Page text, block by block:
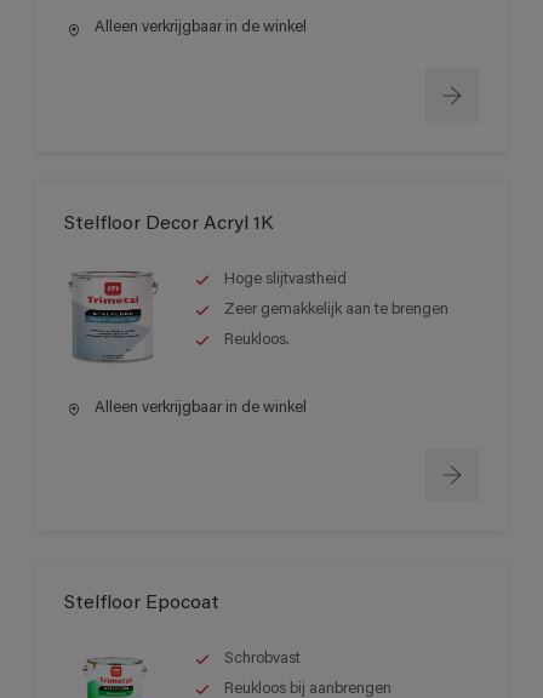
Alleen verkrijgbaar in de winkel
Stelfloor Decor Acryl 1K
Hoge slijtvastheid
Zeer gemakkelijk aan te brengen
Reukloos.
Alleen verkrijgbaar in de winkel
Stelfloor Epocoat
Schrobvast
Reukloos bij aanbrengen